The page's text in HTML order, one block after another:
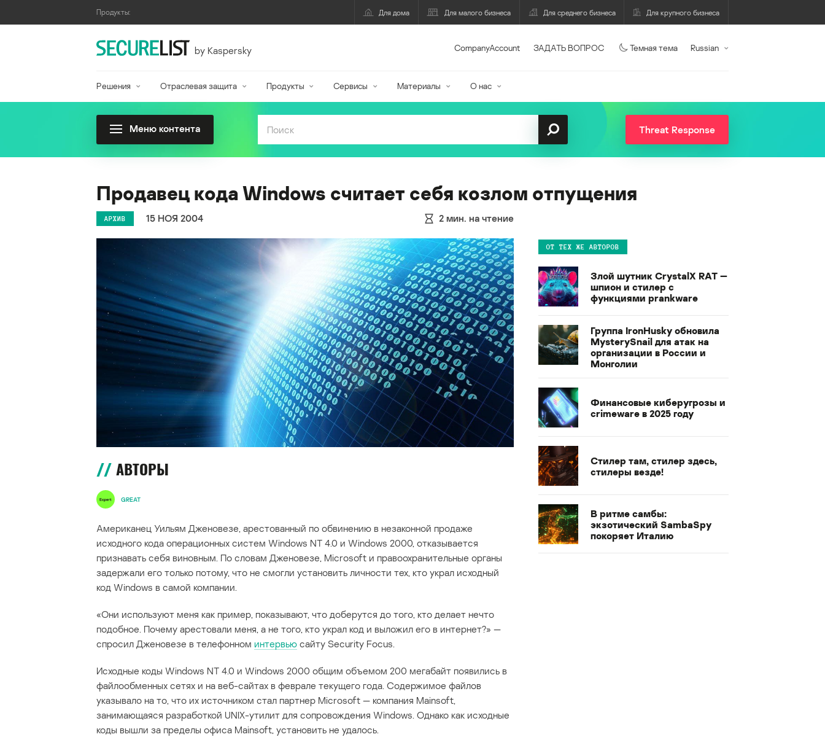
Продукты: Для дома Для малого бизнеса Для среднего бизнеса Для крупного бизнеса
by Kaspersky CompanyAccount ЗАДАТЬ ВОПРОС Темная тема Russian
Решения Отраслевая защита Продукты Сервисы Материалы О нас
Меню контента Threat Response
Продавец кода Windows считает себя козлом отпущения
АРХИВ 15 НОЯ 2004 2 мин. на чтение
АВТОРЫ
GREAT
Американец Уильям Дженовезе, арестованный по обвинению в незаконной продаже
исходного кода операционных систем Windows NT 4.0 и Windows 2000, отказывается
признавать себя виновным. По словам Дженовезе, Microsoft и правоохранительные органы
задержали его только потому, что не смогли установить личности тех, кто украл исходный
код Windows в самой компании.
«Они используют меня как пример, показывают, что доберутся до того, кто делает нечто
подобное. Почему арестовали меня, а не того, кто украл код и выложил его в интернет?» —
спросил Дженовезе в телефонном интервью сайту Security Focus.
Исходные коды Windows NT 4.0 и Windows 2000 общим объемом 200 мегабайт появились в
файлообменных сетях и на веб-сайтах в феврале текущего года. Содержимое файлов
указывало на то, что их источником стал партнер Microsoft — компания Mainsoft,
занимающаяся разработкой UNIX-утилит для сопровождения Windows. Однако как исходные
коды вышли за пределы офиса Mainsoft, установить не удалось.
ОТ ТЕХ ЖЕ АВТОРОВ
Злой шутник CrystalX RAT —
шпион и стилер с
функциями prankware
Группа IronHusky обновила
MysterySnail для атак на
организации в России и
Монголии
Финансовые киберугрозы и
crimeware в 2025 году
Стилер там, стилер здесь,
стилеры везде!
В ритме самбы:
экзотический SambaSpy
покоряет Италию